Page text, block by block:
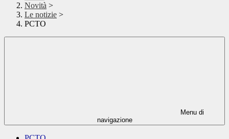
Novità >
Le notizie >
PCTO
Menu di
navigazione